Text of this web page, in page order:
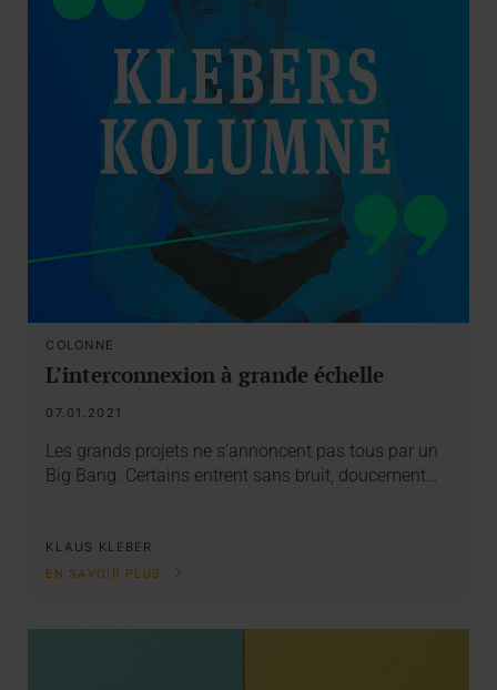
COLONNE
L’interconnexion à grande échelle
07.01.2021
Les grands projets ne s’annoncent pas tous par un
Big Bang. Certains entrent sans bruit, doucement…
KLAUS KLEBER
EN SAVOIR PLUS